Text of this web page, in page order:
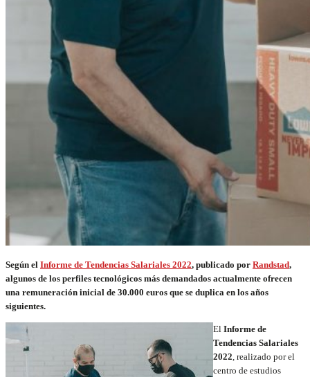
Según el Informe de Tendencias Salariales 2022, publicado por Randstad,
algunos de los perfiles tecnológicos más demandados actualmente ofrecen
una remuneración inicial de 30.000 euros que se duplica en los años
siguientes.
El Informe de
Tendencias Salariales
2022, realizado por el
centro de estudios